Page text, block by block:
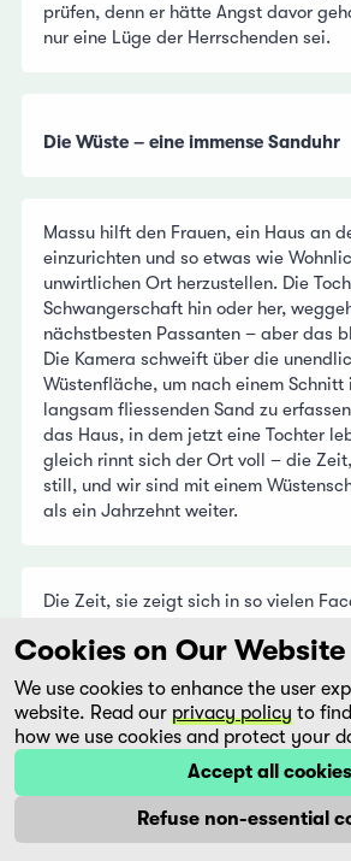
prüfen, denn er hätte Angst davor
nur eine Lüge der Herrschenden sei.
Die Wüste – eine immense Sanduhr
Massu hilft den Frauen, ein Haus an
einzurichten und so etwas wie
unwirtlichen Ort herzustellen. Die
Schwangerschaft hin oder her,
nächstbesten Passanten – aber das
Die Kamera schweift über die
Wüstenfläche, um nach einem Schnitt
langsam fliessenden Sand zu
das Haus, in dem jetzt eine Tochter
gleich rinnt sich der Ort voll – die
still, und wir sind mit einem
als ein Jahrzehnt weiter.
Die Zeit, sie zeigt sich in so vielen
seine Spuren hinterlässt, im
der Tochter eine Mutter wird und die
zur Grossmutter macht. Tochter und
zwei der bekanntesten
verkörpert, von Fernanda Montenegro
Torres, die auch im wirklichen Leben
Film ja mehrfach die Rollen tauschen
Cookies on Our Website
We use cookies to enhance the user
website. Read our privacy policy to
how we use cookies and protect your
Accept all cookies
Refuse non-essential